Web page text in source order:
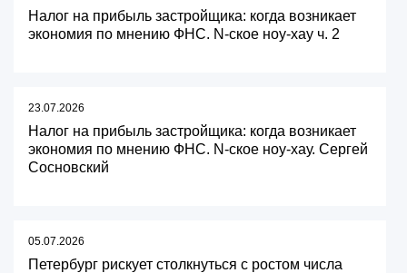
Налог на прибыль застройщика: когда возникает
экономия по мнению ФНС. N-ское ноу-хау ч. 2
23.07.2026
Налог на прибыль застройщика: когда возникает
экономия по мнению ФНС. N-ское ноу-хау. Сергей
Сосновский
05.07.2026
Петербург рискует столкнуться с ростом числа